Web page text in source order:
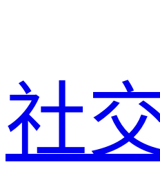
社